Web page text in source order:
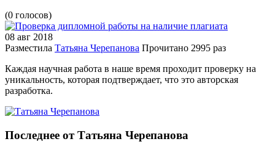
(0 голосов)
08 авг 2018
Разместила Татьяна Черепанова Прочитано 2995 раз
Каждая научная работа в наше время проходит проверку на
уникальность, которая подтверждает, что это авторская
разработка.
Последнее от Татьяна Черепанова